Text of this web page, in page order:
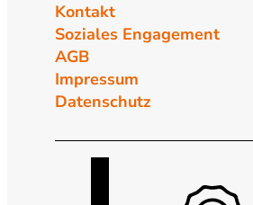
Kontakt
Soziales Engagement
AGB
Impressum
Datenschutz